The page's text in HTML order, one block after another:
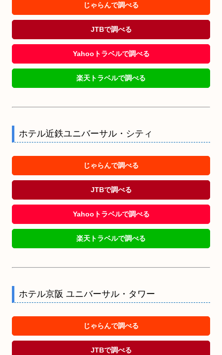
じゃらんで調べる
JTBで調べる
Yahooトラベルで調べる
楽天トラベルで調べる
ホテル近鉄ユニバーサル・シティ
じゃらんで調べる
JTBで調べる
Yahooトラベルで調べる
楽天トラベルで調べる
ホテル京阪 ユニバーサル・タワー
じゃらんで調べる
JTBで調べる